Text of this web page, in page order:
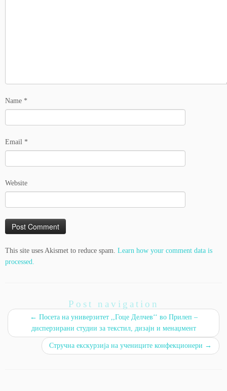
Name *
Email *
Website
This site uses Akismet to reduce spam. Learn how your comment data is
processed.
Post navigation
← Посета на универзитет ,,Гоце Делчев‘‘ во Прилеп –
дисперзирани студии за текстил, дизајн и менаџмент
Стручна екскурзија на учениците конфекционери →